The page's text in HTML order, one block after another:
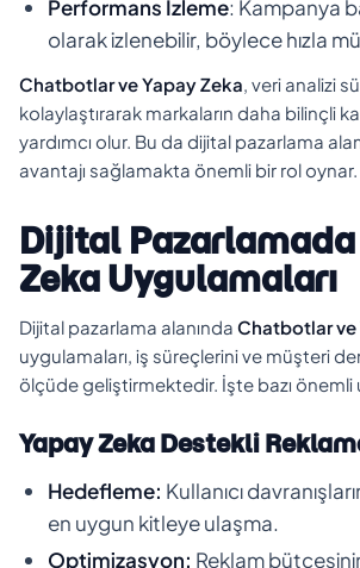
Performans İzleme: Kampanya
olarak izlenebilir, böylece hızla
Chatbotlar ve Yapay Zeka, veri analizi
kolaylaştırarak markaların daha bilinçli
yardımcı olur. Bu da dijital pazarlama
avantajı sağlamakta önemli bir rol oynar.
Dijital Pazarlamada
Zeka Uygulamaları
Dijital pazarlama alanında Chatbotlar ve
uygulamaları, iş süreçlerini ve müşteri
ölçüde geliştirmektedir. İşte bazı önemli
Yapay Zeka Destekli
Hedefleme: Kullanıcı
en uygun kitleye ulaşma.
Optimizasyon: Reklam